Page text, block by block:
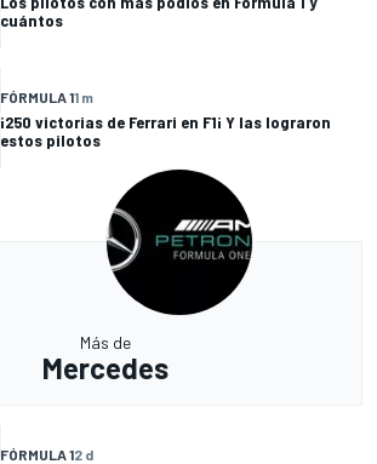
cuántos
FÓRMULA 11 m
¡250 victorias de Ferrari en F1¡ Y las lograron
estos pilotos
Más de
Mercedes
FÓRMULA 12 d